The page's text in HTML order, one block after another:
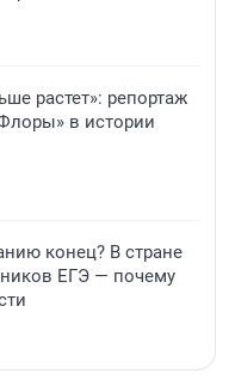
растет»: репортаж
в истории
конец? В стране
ЕГЭ — почему